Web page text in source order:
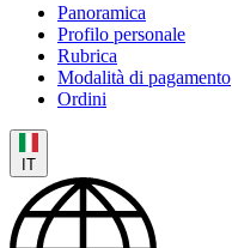
Panoramica
Profilo personale
Rubrica
Modalità di pagamento
Ordini
IT